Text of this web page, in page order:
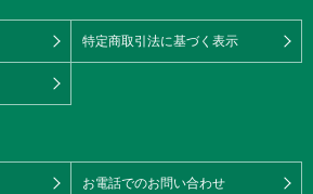
特定商取引法に基づく表示
お電話でのお問い合わせ